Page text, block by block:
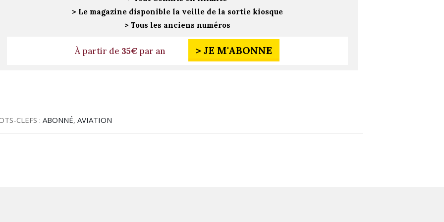
> Le magazine disponible la veille de la sortie kiosque
> Tous les anciens numéros
À partir de 35€par an > JE M'ABONNE
CLEFS :ABONNÉ,AVIATION